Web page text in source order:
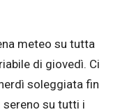
meteo su tutta
di giovedì. Ci
soleggiata fin
sereno su tutti i